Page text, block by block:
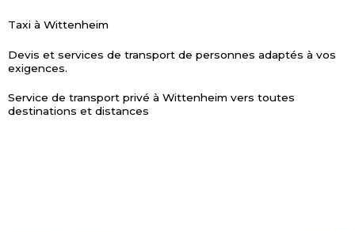
Taxi à Wittenheim
Devis et services de transport de personnes adaptés à vos
exigences.
Service de transport privé à Wittenheim vers toutes
destinations et distances